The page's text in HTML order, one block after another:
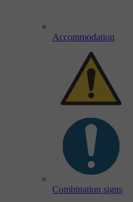
Accommodation
Combination signs